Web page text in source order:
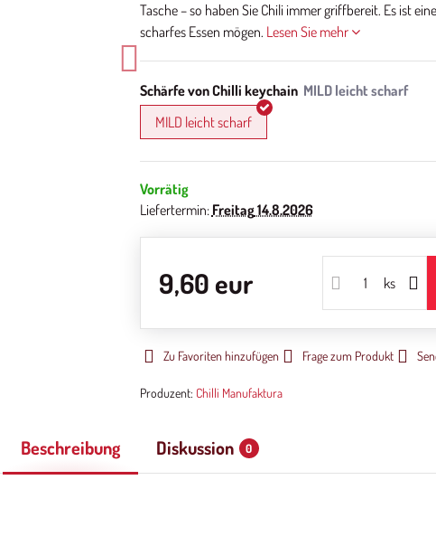
Tasche – so haben Sie Chili immer griffbereit. Es ist
scharfes Essen mögen. Lesen Sie mehr
Schärfe von Chilli keychain
MILD leicht scharf
Vorrätig
Liefertermin: Freitag14.8.2026
9,60 eur ks
Zu Favoriten hinzufügen Frage zum Produkt
Produzent: Chilli Manufaktura
Beschreibung Diskussion 0